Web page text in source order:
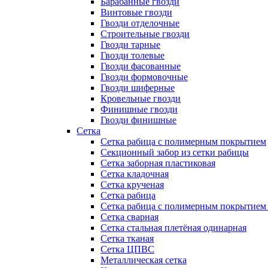
Винтовые гвозди
Гвозди отделочные
Строительные гвозди
Гвозди тарные
Гвозди толевые
Гвозди фасованные
Гвозди формовочные
Гвозди шиферные
Кровельные гвозди
Финишные гвозди
Гвозди финишные
Сетка
Сетка рабица с полимерным покрытием
Секционный забор из сетки рабицы
Сетка заборная пластиковая
Сетка кладочная
Сетка крученая
Сетка рабица
Сетка рабица с полимерным покрытием
Сетка сварная
Сетка стальная плетёная одинарная
Сетка тканая
Сетка ЦПВС
Металлическая сетка